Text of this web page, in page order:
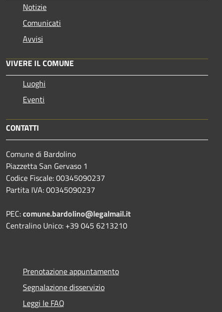
Notizie
Comunicati
Avvisi
VIVERE IL COMUNE
Luoghi
Eventi
CONTATTI
Comune di Bardolino
Piazzetta San Gervaso 1
Codice Fiscale: 00345090237
Partita IVA: 00345090237
PEC:comune.bardolino@legalmail.it
Centralino Unico: +39 045 6213210
Prenotazione appuntamento
Segnalazione disservizio
Leggi le FAQ